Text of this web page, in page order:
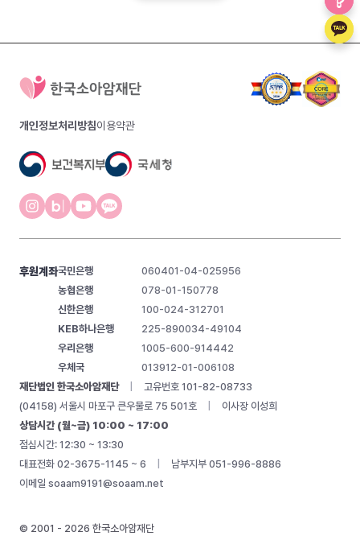
개인정보처리방침이용약관
재단법인 한국소아암재단
고유번호 101-82-08733
(04158) 서울시 마포구 큰우물로 75 501호
이사장 이성희
상담시간 (월~금) 10:00 ~ 17:00
점심시간: 12:30 ~ 13:30
대표전화 02-3675-1145 ~ 6
남부지부 051-996-8886
이메일 soaam9191@soaam.net
© 2001 - 2026 한국소아암재단
후원계좌국민은행
060401-04-025956
농협은행
078-01-150778
신한은행
100-024-312701
KEB하나은행
225-890034-49104
우리은행
1005-600-914442
우체국
013912-01-006108